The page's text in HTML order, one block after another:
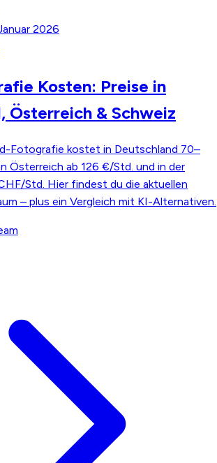
2026
Kosten: Preise in
Österreich & Schweiz
Fotografie kostet in Deutschland 70–
Österreich ab 126 €/Std. und in der
Std. Hier findest du die aktuellen
– plus ein Vergleich mit KI-Alternativen.